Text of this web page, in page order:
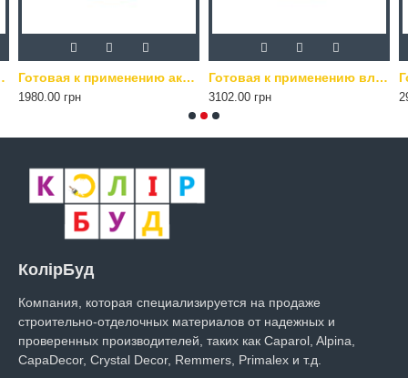
Glänzend 2.5 л прозрачная Готовая к применению акриловая шпатлевка Crystal Decor Finish Putz 25 кг белая
1980.00 грн
Готовая к применению влагостойкая, пастообразная, дисперсионная шпатлевка для внутренних работ Caparol Akkordspachtel KF 25 кг белая
3102.00 грн
КолірБуд
Компания, которая специализируется на продаже
строительно-отделочных материалов от надежных и
проверенных производителей, таких как Caparol, Alpina,
CapaDecor, Crystal Decor, Remmers, Primalex и т.д.